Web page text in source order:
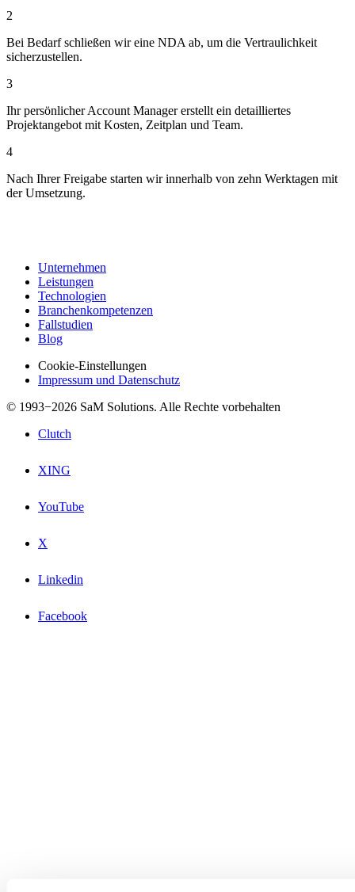
2
Bei Bedarf schließen wir eine NDA ab, um die Vertraulichkeit
sicherzustellen.
3
Ihr persönlicher Account Manager erstellt ein detailliertes
Projektangebot mit Kosten, Zeitplan und Team.
4
Nach Ihrer Freigabe starten wir innerhalb von zehn Werktagen mit
der Umsetzung.
Unternehmen
Leistungen
Technologien
Branchenkompetenzen
Fallstudien
Blog
Cookie-Einstellungen
Impressum und Datenschutz
© 1993−2026 SaM Solutions. Alle Rechte vorbehalten
Clutch
XING
YouTube
X
Linkedin
Facebook